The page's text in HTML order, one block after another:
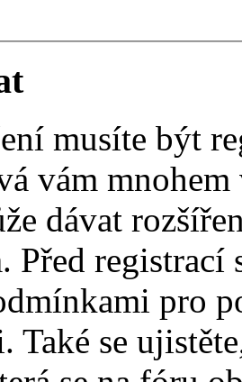
musíte být
vám
dávat
Před registrací
pro
Také se